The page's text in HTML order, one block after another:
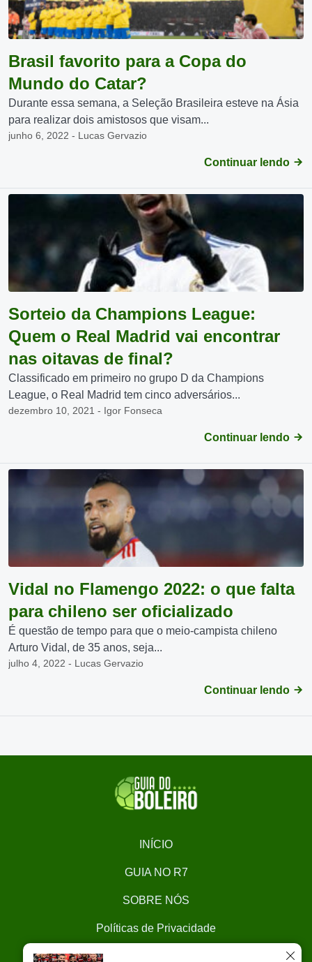
Brasil favorito para a Copa do
Mundo do Catar?
Durante essa semana, a Seleção Brasileira esteve na Ásia
para realizar dois amistosos que visam...
junho 6, 2022 - Lucas Gervazio
Continuar lendo
Sorteio da Champions League:
Quem o Real Madrid vai encontrar
nas oitavas de final?
Classificado em primeiro no grupo D da Champions
League, o Real Madrid tem cinco adversários...
dezembro 10, 2021 - Igor Fonseca
Continuar lendo
Vidal no Flamengo 2022: o que falta
para chileno ser oficializado
É questão de tempo para que o meio-campista chileno
Arturo Vidal, de 35 anos, seja...
julho 4, 2022 - Lucas Gervazio
Continuar lendo
INÍCIO
GUIA NO R7
SOBRE NÓS
Políticas de Privacidade